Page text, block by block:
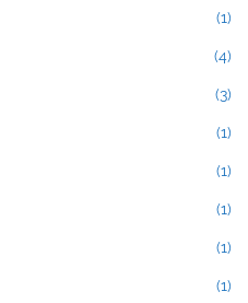
(1)
(4)
(3)
(1)
(1)
(1)
(1)
(1)